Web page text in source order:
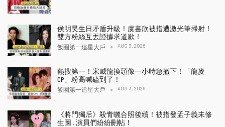
侯明昊生日矛盾升級！虞書欣被指遭激光筆掃射！
雙方粉絲互丟證據求道歉！
飯圈第一追星大戶 AUG 3, 2026
熱搜第一！宋威龍換頭像一小時急撤下！「龍麥
CP」粉高喊磕到了！
飯圈第一追星大戶 AUG 3, 2026
《將門獨后》殺青曬合照後續！被指發孟子義未修
生圖…演員們紛紛刪帖！